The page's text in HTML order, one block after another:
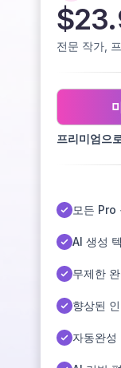
전문 작가,
프리미엄으
모든 Pro
AI 생성
무제한
향상된
자동완성